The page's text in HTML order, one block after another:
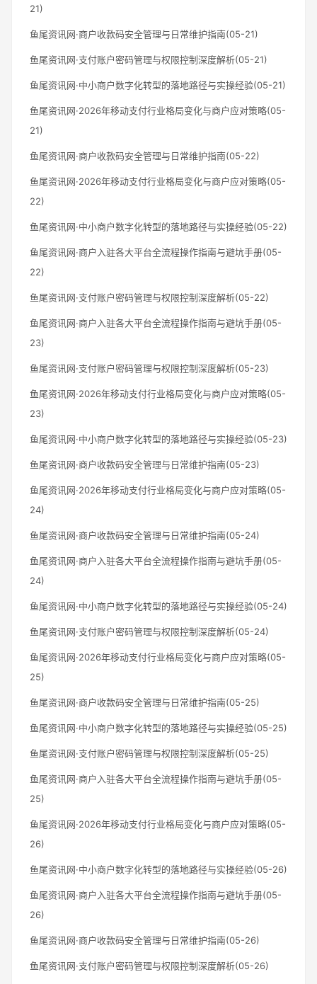
21)
鱼尾资讯网·商户收款码安全管理与日常维护指南(05-21)
鱼尾资讯网·支付账户密码管理与权限控制深度解析(05-21)
鱼尾资讯网·中小商户数字化转型的落地路径与实操经验(05-21)
鱼尾资讯网·2026年移动支付行业格局变化与商户应对策略(05-
21)
鱼尾资讯网·商户收款码安全管理与日常维护指南(05-22)
鱼尾资讯网·2026年移动支付行业格局变化与商户应对策略(05-
22)
鱼尾资讯网·中小商户数字化转型的落地路径与实操经验(05-22)
鱼尾资讯网·商户入驻各大平台全流程操作指南与避坑手册(05-
22)
鱼尾资讯网·支付账户密码管理与权限控制深度解析(05-22)
鱼尾资讯网·商户入驻各大平台全流程操作指南与避坑手册(05-
23)
鱼尾资讯网·支付账户密码管理与权限控制深度解析(05-23)
鱼尾资讯网·2026年移动支付行业格局变化与商户应对策略(05-
23)
鱼尾资讯网·中小商户数字化转型的落地路径与实操经验(05-23)
鱼尾资讯网·商户收款码安全管理与日常维护指南(05-23)
鱼尾资讯网·2026年移动支付行业格局变化与商户应对策略(05-
24)
鱼尾资讯网·商户收款码安全管理与日常维护指南(05-24)
鱼尾资讯网·商户入驻各大平台全流程操作指南与避坑手册(05-
24)
鱼尾资讯网·中小商户数字化转型的落地路径与实操经验(05-24)
鱼尾资讯网·支付账户密码管理与权限控制深度解析(05-24)
鱼尾资讯网·2026年移动支付行业格局变化与商户应对策略(05-
25)
鱼尾资讯网·商户收款码安全管理与日常维护指南(05-25)
鱼尾资讯网·中小商户数字化转型的落地路径与实操经验(05-25)
鱼尾资讯网·支付账户密码管理与权限控制深度解析(05-25)
鱼尾资讯网·商户入驻各大平台全流程操作指南与避坑手册(05-
25)
鱼尾资讯网·2026年移动支付行业格局变化与商户应对策略(05-
26)
鱼尾资讯网·中小商户数字化转型的落地路径与实操经验(05-26)
鱼尾资讯网·商户入驻各大平台全流程操作指南与避坑手册(05-
26)
鱼尾资讯网·商户收款码安全管理与日常维护指南(05-26)
鱼尾资讯网·支付账户密码管理与权限控制深度解析(05-26)